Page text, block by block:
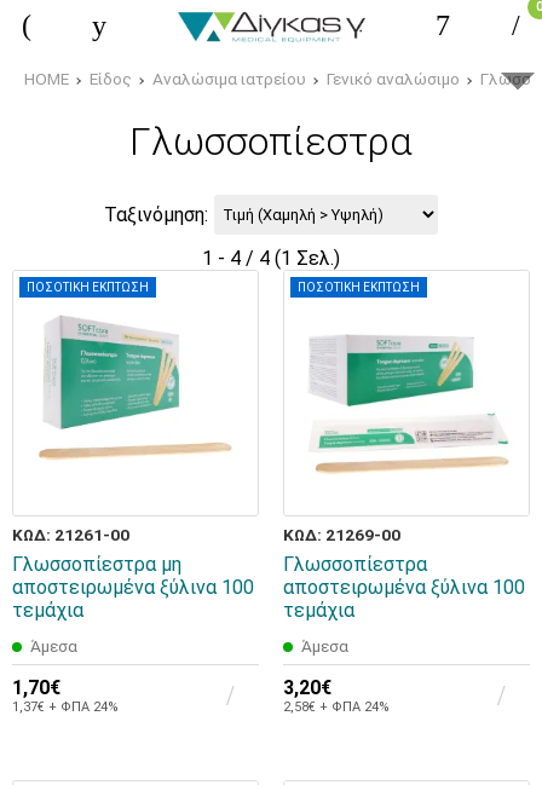
0
HOME Είδος Αναλώσιμα ιατρείου Γενικό αναλώσιμο
Γλωσσοπίεστρα
Ταξινόμηση:
1 - 4 / 4 (1 Σελ.)
ΠΟΣΟΤΙΚΗ ΕΚΠΤΩΣΗ
ΚΩΔ: 21261-00
Γλωσσοπίεστρα μη
αποστειρωμένα ξύλινα 100
τεμάχια
Άμεσα
1,70€
1,37€ + ΦΠΑ 24%
ΠΟΣΟΤΙΚΗ ΕΚΠΤΩΣΗ
ΚΩΔ: 21269-00
Γλωσσοπίεστρα
αποστειρωμένα ξύλινα 100
τεμάχια
Άμεσα
3,20€
2,58€ + ΦΠΑ 24%